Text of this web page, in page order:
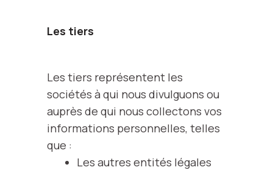
Les tiers
Les tiers représentent les
sociétés à qui nous divulguons ou
auprès de qui nous collectons vos
informations personnelles, telles
que :
Les autres entités légales